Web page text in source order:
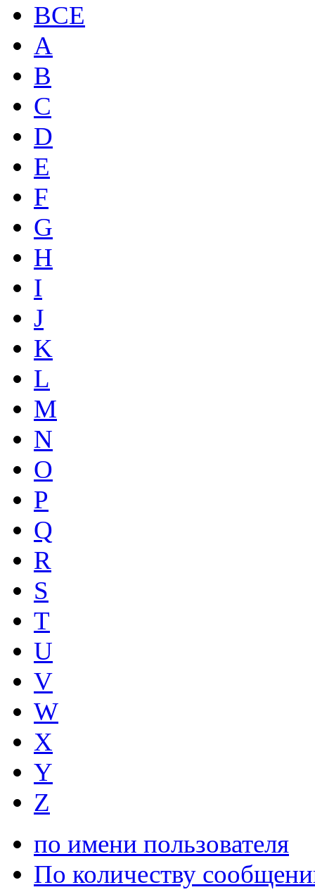
ВСЕ
A
B
C
D
E
F
G
H
I
J
K
L
M
N
O
P
Q
R
S
T
U
V
W
X
Y
Z
по имени пользователя
По количеству